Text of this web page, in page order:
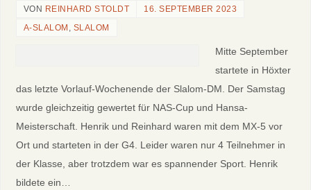
VON REINHARD STOLDT
16. SEPTEMBER 2023
A-SLALOM , SLALOM
Mitte September
startete in Höxter
das letzte Vorlauf-Wochenende der Slalom-DM. Der Samstag
wurde gleichzeitig gewertet für NAS-Cup und Hansa-
Meisterschaft. Henrik und Reinhard waren mit dem MX-5 vor
Ort und starteten in der G4. Leider waren nur 4 Teilnehmer in
der Klasse, aber trotzdem war es spannender Sport. Henrik
bildete ein…